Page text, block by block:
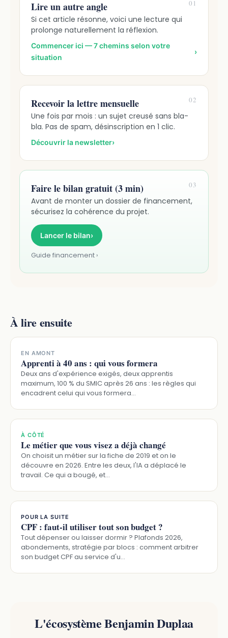
01
Lire un autre angle
Si cet article résonne, voici une lecture qui
prolonge naturellement la réflexion.
Commencer ici — 7 chemins selon votre
situation
›
02
Recevoir la lettre mensuelle
Une fois par mois : un sujet creusé sans bla-
bla. Pas de spam, désinscription en 1 clic.
Découvrir la newsletter›
03
Faire le bilan gratuit (3 min)
Avant de monter un dossier de financement,
sécurisez la cohérence du projet.
Lancer le bilan›
Guide financement ›
À lire ensuite
EN AMONT
Apprenti à 40 ans : qui vous formera
Deux ans d'expérience exigés, deux apprentis
maximum, 100 % du SMIC après 26 ans : les règles qui
encadrent celui qui vous formera…
À CÔTÉ
Le métier que vous visez a déjà changé
On choisit un métier sur la fiche de 2019 et on le
découvre en 2026. Entre les deux, l'IA a déplacé le
travail. Ce qui a bougé, et…
POUR LA SUITE
CPF : faut-il utiliser tout son budget ?
Tout dépenser ou laisser dormir ? Plafonds 2026,
abondements, stratégie par blocs : comment arbitrer
son budget CPF au service d'u…
L'écosystème Benjamin Duplaa